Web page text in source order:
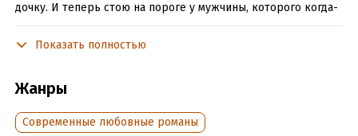
дочку. И теперь стою на пороге у мужчины, которого когда-
Подробная информация
Дата написания: 27 февраля 2025
Показать полностью
Жанры
Современные любовные романы